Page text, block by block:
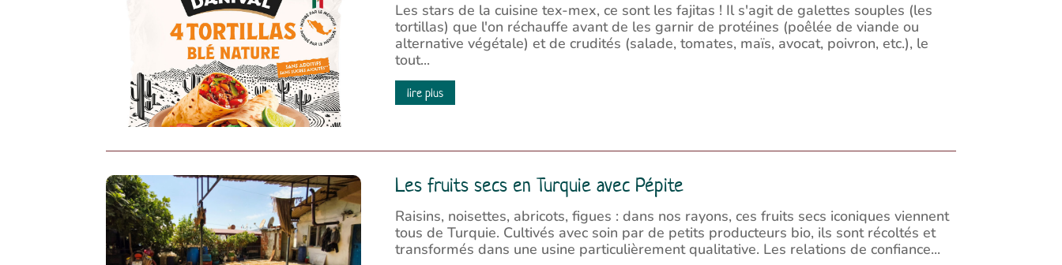
Les stars de la cuisine tex-mex, ce sont les fajitas ! Il s'agit de galettes souples (les
tortillas) que l'on réchauffe avant de les garnir de protéines (poêlée de viande ou
alternative végétale) et de crudités (salade, tomates, maïs, avocat, poivron, etc.), le
tout...
lire plus
Les fruits secs en Turquie avec Pépite
Raisins, noisettes, abricots, figues : dans nos rayons, ces fruits secs iconiques viennent
tous de Turquie. Cultivés avec soin par de petits producteurs bio, ils sont récoltés et
transformés dans une usine particulièrement qualitative. Les relations de confiance...